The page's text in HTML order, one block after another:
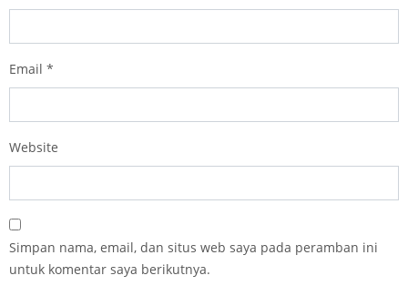
Email *
Website
Simpan nama, email, dan situs web saya pada peramban ini
untuk komentar saya berikutnya.